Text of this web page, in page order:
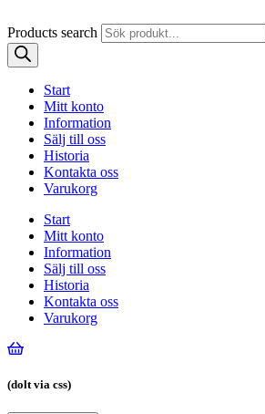
Products search
Start
Mitt konto
Information
Sälj till oss
Historia
Kontakta oss
Varukorg
Start
Mitt konto
Information
Sälj till oss
Historia
Kontakta oss
Varukorg
(dolt via css)